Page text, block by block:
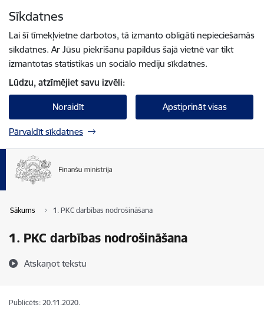
Sīkdatnes
Lai šī tīmekļvietne darbotos, tā izmanto obligāti nepieciešamās
sīkdatnes. Ar Jūsu piekrišanu papildus šajā vietnē var tikt
izmantotas statistikas un sociālo mediju sīkdatnes.
Lūdzu, atzīmējiet savu izvēli:
Noraidīt Apstiprināt visas
Pārvaldīt sīkdatnes
Sākums 1. PKC darbības nodrošināšana
1. PKC darbības nodrošināšana
Atskaņot tekstu
Publicēts: 20.11.2020.